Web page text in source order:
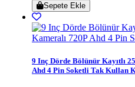
Sepete Ekle
9 Inç Dörde Bölünür Kayıtlı
Ahd 4 Pin Soketli Tak Kullan